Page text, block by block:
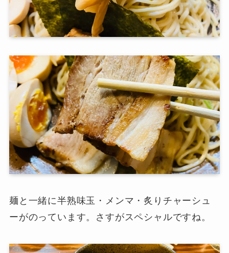
麺と一緒に半熟味玉・メンマ・炙りチャーシュ
ーがのっています。さすがスペシャルですね。